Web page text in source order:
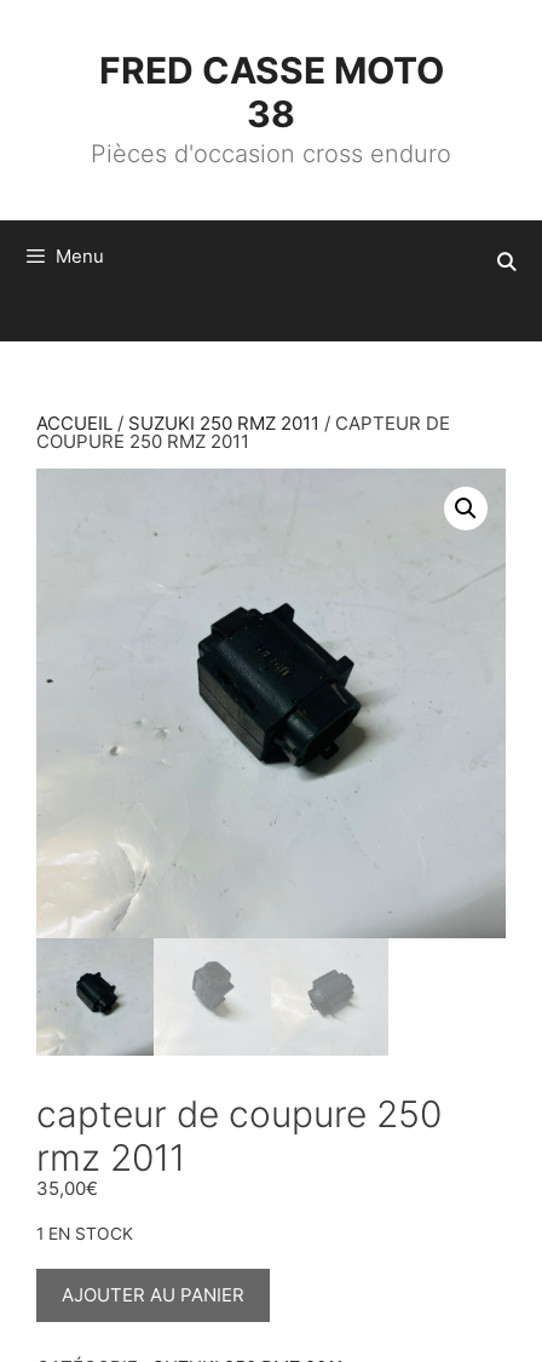
FRED CASSE MOTO
38
Pièces d'occasion cross enduro
Menu
ACCUEIL / SUZUKI 250 RMZ 2011 / CAPTEUR DE
COUPURE 250 RMZ 2011
capteur de coupure 250
rmz 2011
35,00€
1 EN STOCK
QUANTITÉ
AJOUTER AU PANIER